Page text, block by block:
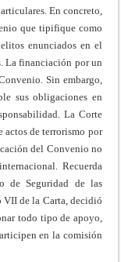
En concreto,
que tipifique como
enunciados en el
La financiación por un
Sin embargo,
sus obligaciones en
La Corte
de terrorismo por
del Convenio no
Recuerda
de Seguridad de las
de la Carta, decidió
todo tipo de apoyo,
en la comisión